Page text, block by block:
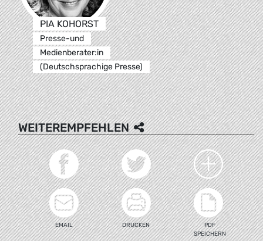
PIA KOHORST
Presse-und
Medienberater:in
(Deutschsprachige Presse)
WEITEREMPFEHLEN
EMAIL DRUCKEN
PDF
SPEICHERN